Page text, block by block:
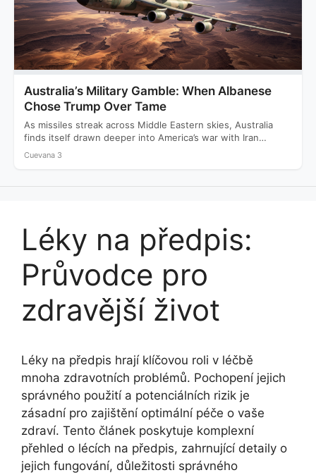
Australia’s Military Gamble: When Albanese
Chose Trump Over Tame
As missiles streak across Middle Eastern skies, Australia
finds itself drawn deeper into America’s war with Iran
while…
Cuevana 3
Léky na předpis:
Průvodce pro
zdravější život
Léky na předpis hrají klíčovou roli v léčbě
mnoha zdravotních problémů. Pochopení jejich
správného použití a potenciálních rizik je
zásadní pro zajištění optimální péče o vaše
zdraví. Tento článek poskytuje komplexní
přehled o lécích na předpis, zahrnující detaily o
jejich fungování, důležitosti správného